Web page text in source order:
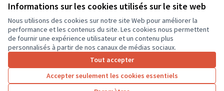
Informations sur les cookies utilisés sur le site web
Nous utilisons des cookies sur notre site Web pour améliorer la
performance et les contenus du site. Les cookies nous permettent
de fournir une expérience utilisateur et un contenu plus
personnalisés à partir de nos canaux de médias sociaux.
Tout accepter
Accepter seulement les cookies essentiels
Conditions d'utilisation
Paramètres des cookies
CD37 sur X
(Lien externe)
CD37 sur Facebook
CD37 sur Instagram
CD37 sur YouTube
(Lien externe)
Licence
(Lien